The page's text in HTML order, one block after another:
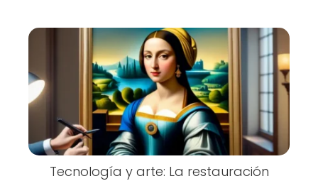
Tecnología y arte: La restauración